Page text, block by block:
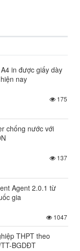
in được giấy dày
nay
175
chống nước với
137
Agent 2.0.1 từ
gia
1047
THPT theo
BGDĐT